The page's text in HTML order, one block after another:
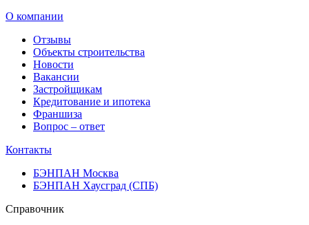
О компании
Отзывы
Объекты строительства
Новости
Вакансии
Застройщикам
Кредитование и ипотека
Франшиза
Вопрос – ответ
Контакты
БЭНПАН Москва
БЭНПАН Хаусград (СПБ)
Справочник